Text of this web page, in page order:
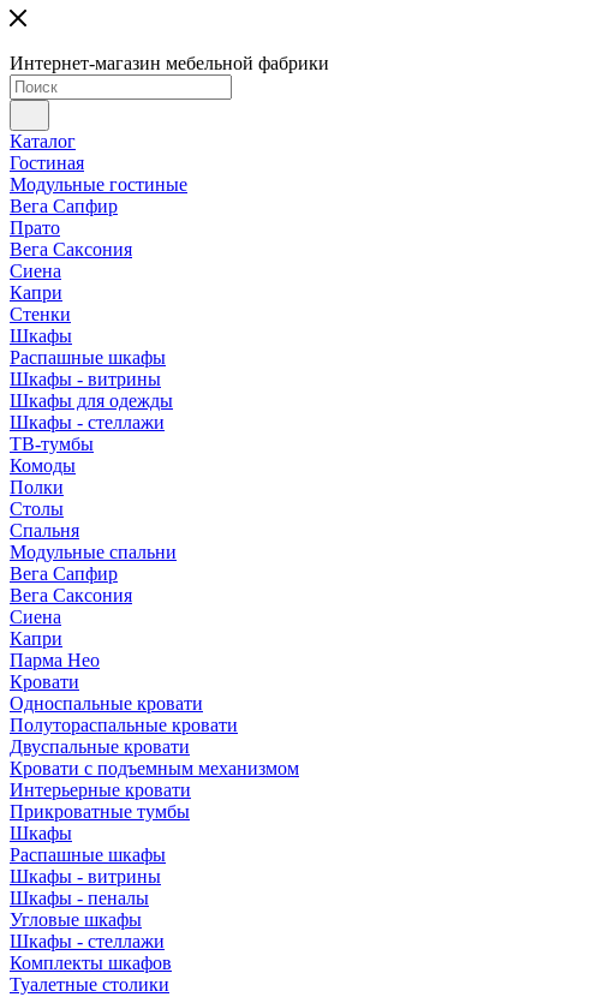
Интернет-магазин мебельной фабрики
Каталог
Гостиная
Модульные гостиные
Вега Сапфир
Прато
Вега Саксония
Сиена
Капри
Стенки
Шкафы
Распашные шкафы
Шкафы - витрины
Шкафы для одежды
Шкафы - стеллажи
ТВ-тумбы
Комоды
Полки
Столы
Спальня
Модульные спальни
Вега Сапфир
Вега Саксония
Сиена
Капри
Парма Нео
Кровати
Односпальные кровати
Полутораспальные кровати
Двуспальные кровати
Кровати с подъемным механизмом
Интерьерные кровати
Прикроватные тумбы
Шкафы
Распашные шкафы
Шкафы - витрины
Шкафы - пеналы
Угловые шкафы
Шкафы - стеллажи
Комплекты шкафов
Туалетные столики